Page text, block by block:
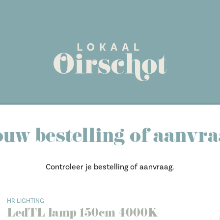
bestelling of
Controleer je bestelling of aanvraag.
HR LIGHTING
LedTL lamp 150cm 4000K